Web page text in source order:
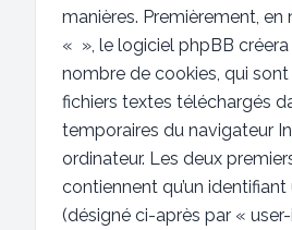
manières. Premièrement, en
« », le logiciel phpBB créera
nombre de cookies, qui
fichiers textes téléchargés
temporaires du navigateur
ordinateur. Les deux
contiennent qu’un
(désigné ci-après par «